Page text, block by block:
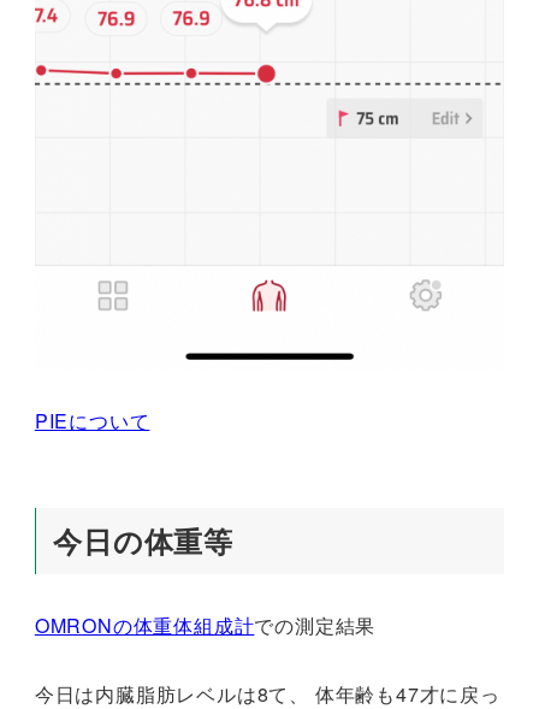
PIEについて
今日の体重等
OMRONの体重体組成計での測定結果
今日は内臓脂肪レベルは8て、 体年齢も47才に戻っ